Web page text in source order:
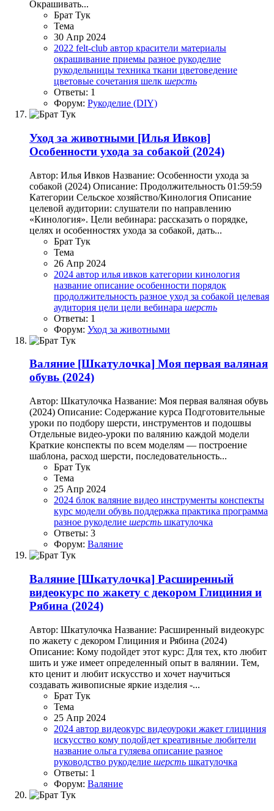
Окрашивать...
Брат Тук
Тема
30 Апр 2024
2022 felt-club автор красители материалы
окрашивание приемы разное рукоделие
рукодельницы техника ткани цветоведение
цветовые сочетания шелк шерсть
Ответы: 1
Форум: Рукоделие (DIY)
Уход за животными [Илья Ивков]
Особенности ухода за собакой (2024)
Автор: Илья Ивков Название: Особенности ухода за
собакой (2024) Описание: Продолжительность 01:59:59
Категории Сельское хозяйство/Кинология Описание
целевой аудитории: слушатели по направлению
«Кинология». Цели вебинара: рассказать о порядке,
целях и особенностях ухода за собакой, дать...
Брат Тук
Тема
26 Апр 2024
2024 автор илья ивков категории кинология
название описание особенности порядок
продолжительность разное уход за собакой целевая
аудитория цели цели вебинара шерсть
Ответы: 1
Форум: Уход за животными
Валяние [Шкатулочка] Моя первая валяная
обувь (2024)
Автор: Шкатулочка Название: Моя первая валяная обувь
(2024) Описание: Содержание курса Подготовительные
уроки по подбору шерсти, инструментов и подошвы
Отдельные видео-уроки по валянию каждой модели
Краткие конспекты по всем моделям — построение
шаблона, расход шерсти, последовательность...
Брат Тук
Тема
25 Апр 2024
2024 блок валяние видео инструменты конспекты
курс модели обувь поддержка практика программа
разное рукоделие шерсть шкатулочка
Ответы: 3
Форум: Валяние
Валяние [Шкатулочка] Расширенный
видеокурс по жакету с декором Глициния и
Рябина (2024)
Автор: Шкатулочка Название: Расширенный видеокурс
по жакету с декором Глициния и Рябина (2024)
Описание: Кому подойдет этот курс: Для тех, кто любит
шить и уже имеет определенный опыт в валянии. Тем,
кто ценит и любит искусство и хочет научиться
создавать живописные яркие изделия -...
Брат Тук
Тема
25 Апр 2024
2024 автор видеокурс видеоуроки жакет глициния
искусство кому подойдет креативные любители
название ольга гуляева описание разное
руководство рукоделие шерсть шкатулочка
Ответы: 1
Форум: Валяние